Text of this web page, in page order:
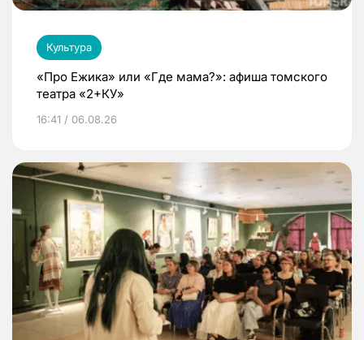
Культура
«Про Ежика» или «Где мама?»: афиша томского
театра «2+КУ»
16:41 / 06.08.26